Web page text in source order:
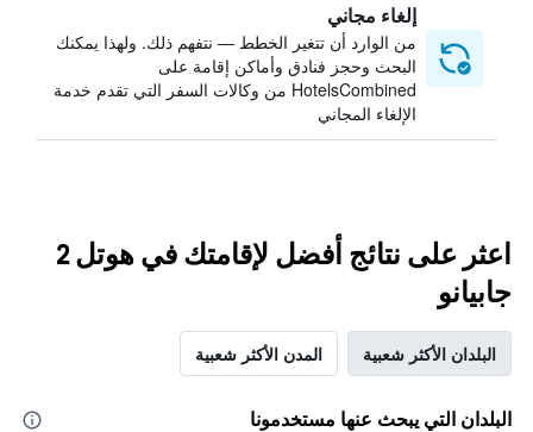
إلغاء مجاني
من الوارد أن تتغير الخطط — نتفهم ذلك. ولهذا يمكنك
البحث وحجز فنادق وأماكن إقامة على
HotelsCombined من وكالات السفر التي تقدم خدمة
الإلغاء المجاني
اعثر على نتائج أفضل لإقامتك في هوتل 2
جابيانو
البلدان الأكثر شعبية المدن الأكثر شعبية
البلدان التي يبحث عنها مستخدمونا